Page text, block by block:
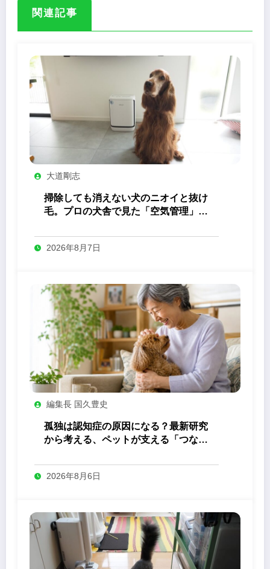
関連記事
大道剛志
掃除しても消えない犬のニオイと抜け
毛。プロの犬舎で見た「空気管理」の
2026年8月7日
編集長 国久豊史
孤独は認知症の原因になる？最新研究
から考える、ペットが支える「つなが
2026年8月6日